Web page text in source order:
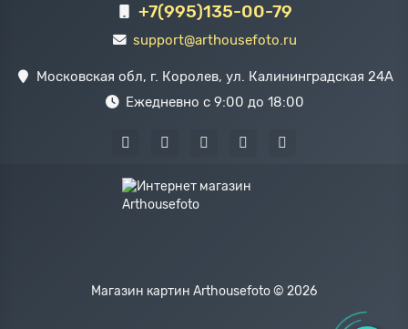
+7(995)135-00-79
support@arthousefoto.ru
Московская обл, г. Королев, ул. Калининградская 24А
Ежедневно с 9:00 до 18:00
Магазин картин Arthousefoto © 2026